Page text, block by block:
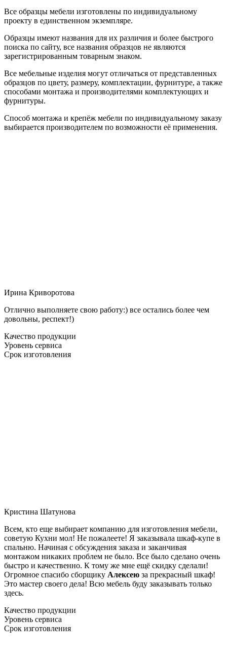
Все образцы мебели изготовлены по индивидуальному
проекту в единственном экземпляре.
Образцы имеют названия для их различия и более быстрого
поиска по сайту, все названия образцов не являются
зарегистрированным товарным знаком.
Все мебельные изделия могут отличаться от представленных
образцов по цвету, размеру, комплектации, фурнитуре, а также
способами монтажа и производителями комплектующих и
фурнитуры.
Способ монтажа и крепёж мебели по индивидуальному заказу
выбирается производителем по возможности её применения.
Ирина Криворотова
Отлично выполняете свою работу:) все остались более чем
довольны, респект!)
Качество продукции
Уровень сервиса
Срок изготовления
Кристина Шатунова
Всем, кто еще выбирает компанию для изготовления мебели,
советую Кухни мол! Не пожалеете! Я заказывала шкаф-купе в
спальню. Начиная с обсуждения заказа и заканчивая
монтажом никаких проблем не было. Все было сделано очень
быстро и качественно. К тому же мне ещё скидку сделали!
Огромное спасибо сборщику Алексею за прекрасный шкаф!
Это мастер своего дела! Всю мебель буду заказывать только
здесь.
Качество продукции
Уровень сервиса
Срок изготовления